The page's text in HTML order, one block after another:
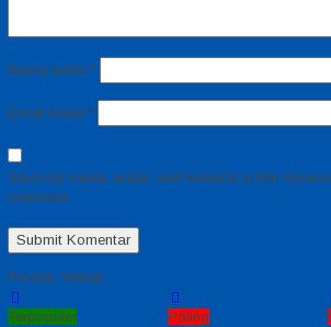
Nama Anda *
Email Anda *
Save my name, email, and website in this
comment.
Produk Terkait
Terpopuler
Paling